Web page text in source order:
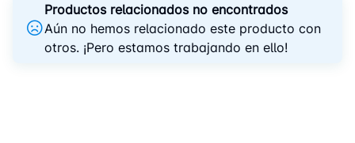
Productos relacionados no encontrados
Aún no hemos relacionado este producto con
otros. ¡Pero estamos trabajando en ello!